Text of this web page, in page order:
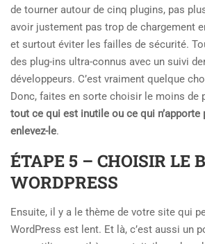
de tourner autour de cinq plugins, pas
avoir justement pas trop de chargement
et surtout éviter les failles de sécurité.
des plug-ins ultra-connus avec un suivi
développeurs. C’est vraiment quelque
Donc, faites en sorte choisir le moins de
tout ce qui est inutile ou ce qui n’apporte
enlevez-le.
ÉTAPE 5 – CHOISIR LE
WORDPRESS
Ensuite, il y a le thème de votre site qui
WordPress est lent. Et là, c’est aussi un